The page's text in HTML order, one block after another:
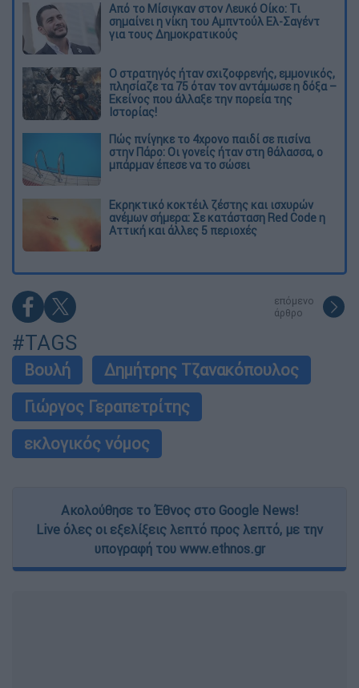
Από το Μίσιγκαν στον Λευκό Οίκο: Τι
σημαίνει η νίκη του Αμπντούλ Ελ-Σαγέντ
για τους Δημοκρατικούς
O στρατηγός ήταν σχιζοφρενής, εμμονικός,
πλησίαζε τα 75 όταν τον αντάμωσε η δόξα –
Εκείνος που άλλαξε την πορεία της
Ιστορίας!
Πώς πνίγηκε το 4χρονο παιδί σε πισίνα
στην Πάρο: Οι γονείς ήταν στη θάλασσα, ο
μπάρμαν έπεσε να το σώσει
Εκρηκτικό κοκτέιλ ζέστης και ισχυρών
ανέμων σήμερα: Σε κατάσταση Red Code η
Αττική και άλλες 5 περιοχές
επόμενο
άρθρο
#TAGS
Βουλή
Δημήτρης Τζανακόπουλος
Γιώργος Γεραπετρίτης
εκλογικός νόμος
Ακολούθησε το Έθνος στο Google News!
Live όλες οι εξελίξεις λεπτό προς λεπτό, με την
υπογραφή του www.ethnos.gr